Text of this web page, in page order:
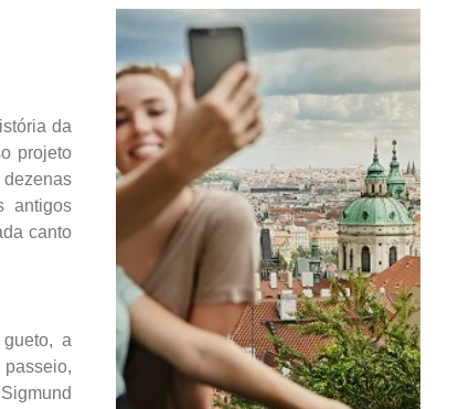
da
projeto
dezenas
antigos
canto
a